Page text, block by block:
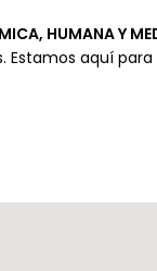
HUMANA Y
aquí